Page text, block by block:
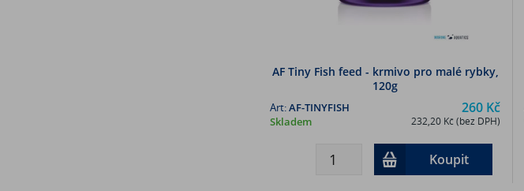
AF Tiny Fish feed - krmivo pro malé rybky,
120g
260 Kč
232,20 Kč (bez DPH)
Art:AF-TINYFISH
Skladem
Koupit